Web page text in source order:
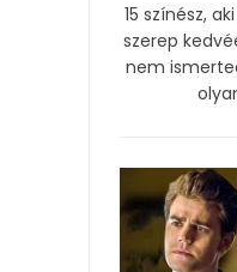
15 színész,
szerep
nem